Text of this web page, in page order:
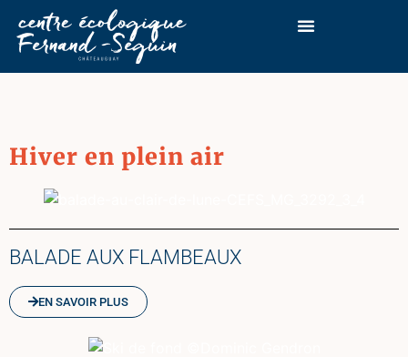
Hiver en plein air
BALADE AUX FLAMBEAUX
EN SAVOIR PLUS